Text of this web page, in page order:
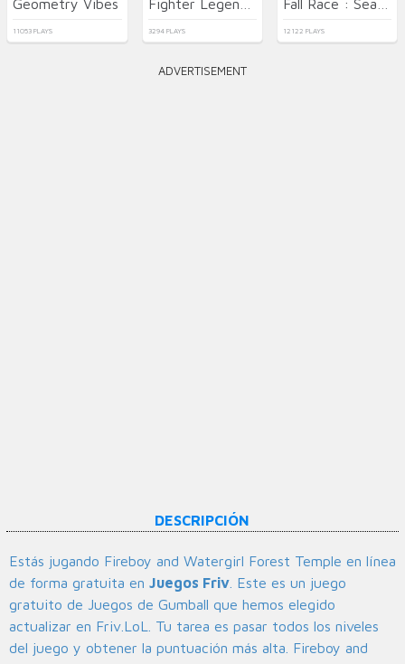
11053 PLAYS 3294 PLAYS 12122 PLAYS
ADVERTISEMENT
DESCRIPCIÓN
Estás jugando Fireboy and Watergirl Forest Temple en línea
de forma gratuita en Juegos Friv . Este es un juego
gratuito de Juegos de Gumball que hemos elegido
actualizar en Friv.LoL. Tu tarea es pasar todos los niveles
del juego y obtener la puntuación más alta. Fireboy and